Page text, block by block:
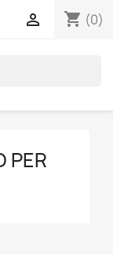
shopping_cart (0)

PER